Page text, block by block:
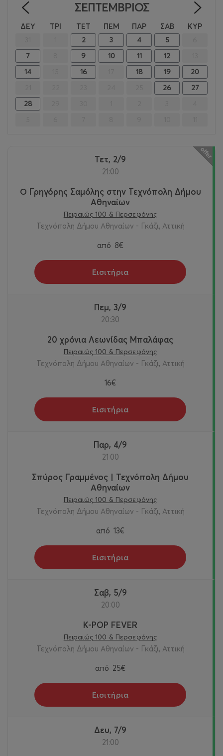
ΣΕΠΤΈΜΒΡΙΟΣ
ΔΕΥ ΤΡΙ ΤΕΤ ΠΕΜ ΠΑΡ ΣΑΒ ΚΥΡ
2 3 4 5
7
9 10 11 12
14
16 18 19
20
26
27
28
Τετ, 2/9
21:00
Ο Γρηγόρης Σαμόλης στην Τεχνόπολη Δήμου
Αθηναίων
Πειραιώς 100 & Περσεφόνης
Τεχνόπολη Δήμου Αθηναίων - Γκάζι, Αττική
από 8€
Εισιτήρια
Πεμ, 3/9
20:30
20 χρόνια Λεωνίδας Μπαλάφας
Πειραιώς 100 & Περσεφόνης
Τεχνόπολη Δήμου Αθηναίων - Γκάζι, Αττική
16€
Εισιτήρια
Παρ, 4/9
21:00
Σπύρος Γραμμένος | Τεχνόπολη Δήμου
Αθηναίων
Πειραιώς 100 & Περσεφόνης
Τεχνόπολη Δήμου Αθηναίων - Γκάζι, Αττική
από 13€
Εισιτήρια
Σαβ, 5/9
20:00
K-POP FEVER
Πειραιώς 100 & Περσεφόνης
Τεχνόπολη Δήμου Αθηναίων - Γκάζι, Αττική
από 25€
Εισιτήρια
Δευ, 7/9
21:00